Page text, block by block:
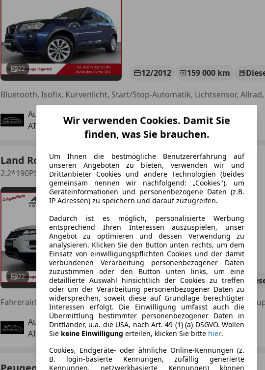
22 12/2012 159 000 km
Bluetooth, Isofix, Kurvenlicht, Start/Stop-Automatik, Lichtsensor,
Autopark23 GmbH
AT-2331 Vösendorf
Land Rover Range Rover Evoque
2.2*190PS**LEDER*PANORAMA*MOD2016
22
€ 14 999
03/2015 112 000 km
Autopark23 GmbH
AT-2331 Vösendorf
Wir verwenden Cookies. Damit Sie
finden, was Sie brauchen.
Um Ihnen die bestmögliche Benutzererfahrung auf
unseren Angeboten zu bieten, verwenden wir und
Drittanbieter Cookies und andere Technologien (beides
gemeinsam nennen wir nachfolgend: „Cookies"), um
Geräteinformationen und personenbezogene Daten (z.B.
IP Adressen) zu speichern und darauf zuzugreifen.
Dadurch ist es möglich, personalisierte Werbung
entsprechend Ihren Interessen auszuspielen, unser
Angebot zu optimieren und dessen Verwendung zu
analysieren. Klicken Sie den Button unten rechts, um dem
Einsatz von einwilligungspflichten Cookies und der damit
verbundenen Verarbeitung personenbezogener Daten
zuzustimmen oder den Button unten links, um eine
detaillierte Auswahl hinsichtlich der Cookies zu treffen
oder um der Verarbeitung personenbezogener Daten zu
widersprechen, soweit diese auf Grundlage berechtigter
Interessen erfolgt. Die Einwilligung umfasst auch die
Übermittlung bestimmter personenbezogener Daten in
Drittländer, u.a. die USA, nach Art. 49 (1) (a) DSGVO. Wollen
Sie keine Einwilligung erteilen, klicken Sie bitte hier.
Cookies, Endgeräte- oder ähnliche Online-Kennungen (z.
B. login-basierte Kennungen, zufällig generierte
Kennungen, netzwerkbasierte Kennungen) können